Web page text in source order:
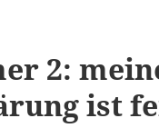
2:
ist